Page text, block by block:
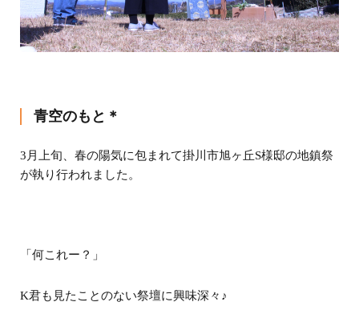
青空のもと＊
3月上旬、春の陽気に包まれて掛川市旭ヶ丘S様邸の地鎮祭
が執り行われました。
「何これー？」
K君も見たことのない祭壇に興味深々♪